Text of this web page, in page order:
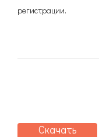
регистрации.
Скачать